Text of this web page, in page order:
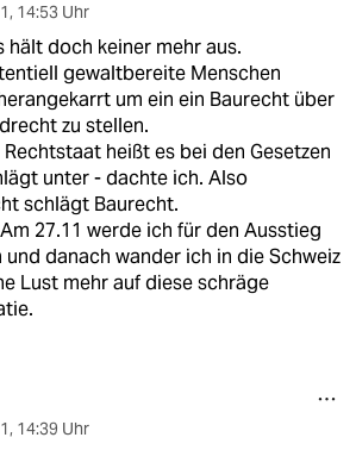
, 14:53 Uhr
hält doch keiner mehr aus.
gewaltbereite Menschen
um ein ein Baurecht über
zu stellen.
Rechtstaat heißt es bei den Gesetzen
unter - dachte ich. Also
schlägt Baurecht.
27.11 werde ich für den Ausstieg
und danach wander ich in die Schweiz
Lust mehr auf diese schräge
, 14:39 Uhr